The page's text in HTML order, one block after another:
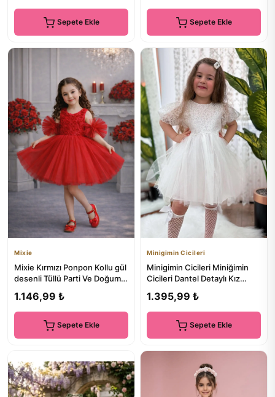
Sepete Ekle Sepete Ekle
Mixie
Mixie Kırmızı Ponpon Kollu gül
desenli Tüllü Parti Ve Doğum
1.146,99 ₺
Sepete Ekle
Minigimin Cicileri
Minigimin Cicileri Miniğimin
Cicileri Dantel Detaylı Kız
1.395,99 ₺
Sepete Ekle